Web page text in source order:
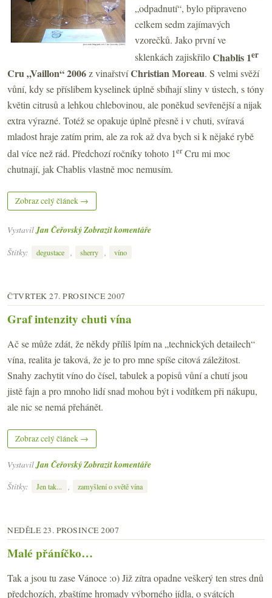
„odpadnutí“, bylo připraveno
celkem sedm zajímavých
vzorečků. Jako první ve
sklenkách zajiskřiloChablis 1er
Cru „Vaillon“ 2006z vinařstvíChristian Moreau. S velmi svěží
vůní, kdy se příslibem kyselinek úplně sbíhají sliny v ústech, s tóny
květin citrusů a lehkou chlebovinou, ale poněkud sevřenější a nijak
extra výrazné. Totéž se opakuje úplně přesně i v chuti, svíravá
mladost hraje zatím prim, ale za rok až dva bych si k nějaké rybě
dal více než rád. Předchozí ročníky tohoto 1erCru mi moc
chutnají, jak Chablis vlastně moc nemusím.
Zobraz celý článek →
VystavilJan ČeřovskýZobrazit komentáře
Štítky:
degustace sherry víno
ČTVRTEK 27. PROSINCE 2007
Graf intenzity chuti vína
Ač se může zdát, že někdy příliš lpím na „technických detailech“
vína, realita je taková, že je to pro mne spíše citová záležitost.
Snahy zachytit víno do čísel, tabulek a popisů vůní a chutí jsou
jistě fajn a pro mnoho lidí snad mohou být i vodítkem při nákupu,
ale nic se nemá přehánět.
Zobraz celý článek →
Vystavil Jan ČeřovskýZobrazit komentáře
Štítky:
Jen tak... , zamyšlení o světě vína
NEDĚLE 23. PROSINCE 2007
Malé přáníčko…
Tak a jsou tu zase Vánoce :o) Již zítra opadne veškerý ten stres dnů
předchozích, zbaštíme hromady výborného jídla, o svátcích